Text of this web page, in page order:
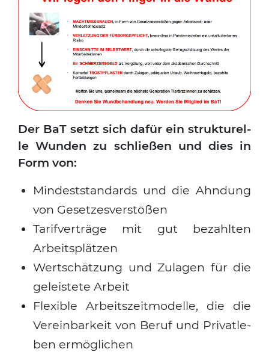
Der BaT setzt sich dafür ein struk­tu­rel­
le Wun­den zu schlie­ßen und dies in
Form von:
Min­dest­stan­dards und die Ahn­dung
von Geset­zes­ver­stö­ßen
Tarif­ver­trä­ge mit gut bezahl­ten
Arbeits­plät­zen
Wert­schät­zung und Zula­gen für die
geleis­te­te Arbeit
Fle­xi­ble Arbeits­zeit­mo­del­le, die die
Ver­ein­bar­keit von Beruf und Pri­vat­le­
ben ermög­li­chen